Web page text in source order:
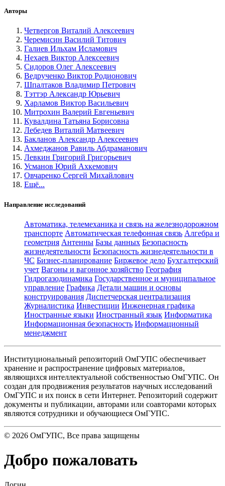
Авторы
Четвергов Виталий Алексеевич
Черемисин Василий Титович
Галиев Ильхам Исламович
Нехаев Виктор Алексеевич
Сидоров Олег Алексеевич
Ведрученко Виктор Родионович
Шпалтаков Владимир Петрович
Тэттэр Александр Юрьевич
Харламов Виктор Васильевич
Митрохин Валерий Евгеньевич
Кувалдина Татьяна Борисовна
Лебедев Виталий Матвеевич
Бакланов Александр Алексеевич
Ахмеджанов Равиль Абдраманович
Левкин Григорий Григорьевич
Усманов Юрий Ахкемович
Овчаренко Сергей Михайлович
Ещё...
Направление исследований
Автоматика, телемеханика и связь на железнодорожном
транспорте Автоматическая телефонная связь Алгебра и
геометрия Антенны Базы данных Безопасность
жизнедеятельности Безопасность жизнедеятельности в
ЧС Бизнес-планирование Биржевое дело Бухгалтерский
учет Вагоны и вагонное хозяйство География
Гидрогазодинамика Государственное и муниципальное
управление Графика Детали машин и основы
конструирования Диспетчерская централизация
Журналистика Инвестиции Инженерная графика
Иностранные языки Иностранный язык Информатика
Информационная безопасность Информационный
менеджмент
Институциональный репозиторий ОмГУПС обеспечивает
хранение и распространение цифровых материалов,
являющихся интеллектуальной собственностью ОмГУПС. Он
создан для продвижения результатов научных исследований
ОмГУПС и их поиск в сети Интернет. Репозиторий содержит
документы и публикации, авторами или соавторами которых
являются сотрудники и обучающиеся ОмГУПС.
© 2026 ОмГУПС, Все права защищены
Добро пожаловать